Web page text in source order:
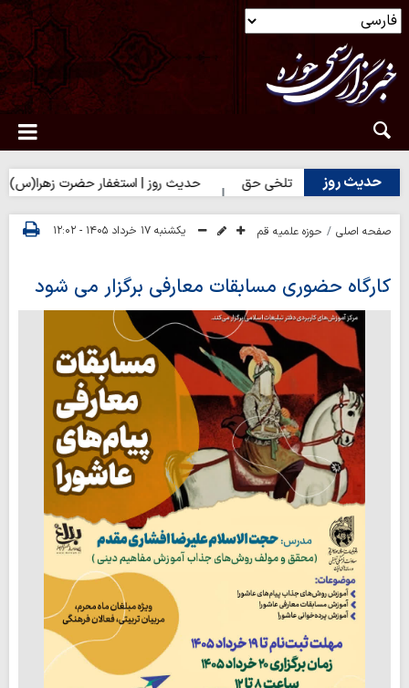
حدیث روز
| شکیبایی بر تلخی حق حدیث روز | استغفار حضرت زهرا(س) برای
صفحه اصلی حوزه علمیه قم یکشنبه ۱۷ خرداد ۱۴۰۵ - ۱۲:۰۲
کارگاه حضوری مسابقات معارفی برگزار می شود